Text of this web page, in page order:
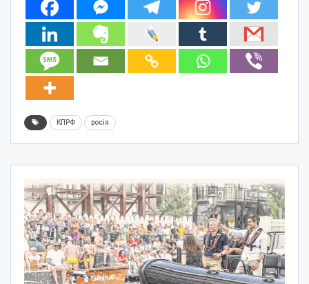
КПРФ росія